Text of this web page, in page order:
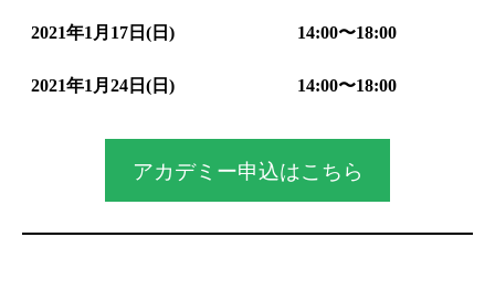
2021年1月17日(日) 14:00〜18:00
2021年1月24日(日) 14:00〜18:00
アカデミー申込はこちら